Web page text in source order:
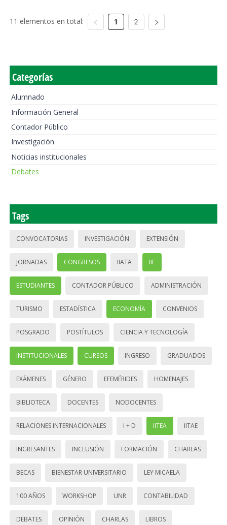
11 elementos en total: 1 2
Categorías
Alumnado
Información General
Contador Público
Investigación
Noticias institucionales
Debates
Tags
CONVOCATORIAS INVESTIGACIÓN EXTENSIÓN
JORNADAS CONGRESOS IIATA IIE
ESTUDIANTES CONTADOR PÚBLICO ADMINISTRACIÓN
TURISMO ESTADÍSTICA ECONOMÍA CONVENIOS
POSGRADO POSTÍTULOS CIENCIA Y TECNOLOGÍA
INSTITUCIONALES CURSOS INGRESO GRADUADOS
EXÁMENES GÉNERO EFEMÉRIDES HOMENAJES
BIBLIOTECA DOCENTES NODOCENTES
RELACIONES INTERNACIONALES I + D IITEA IITAE
INGRESANTES INCLUSIÓN FORMACIÓN CHARLAS
BECAS BIENESTAR UNIVERSITARIO LEY MICAELA
100 AÑOS WORKSHOP UNR CONTABILIDAD
DEBATES OPINIÓN CHARLAS LIBROS